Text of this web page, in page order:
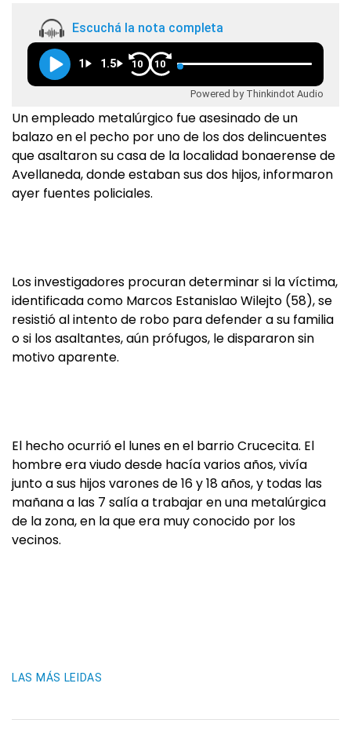
Escuchá la nota completa
1 1.5 10 10
Powered by Thinkindot Audio
Un empleado metalúrgico fue asesinado de un
balazo en el pecho por uno de los dos delincuentes
que asaltaron su casa de la localidad bonaerense de
Avellaneda, donde estaban sus dos hijos, informaron
ayer fuentes policiales.
Los investigadores procuran determinar si la víctima,
identificada como Marcos Estanislao Wilejto (58), se
resistió al intento de robo para defender a su familia
o si los asaltantes, aún prófugos, le dispararon sin
motivo aparente.
El hecho ocurrió el lunes en el barrio Crucecita. El
hombre era viudo desde hacía varios años, vivía
junto a sus hijos varones de 16 y 18 años, y todas las
mañana a las 7 salía a trabajar en una metalúrgica
de la zona, en la que era muy conocido por los
vecinos.
LAS MÁS LEIDAS